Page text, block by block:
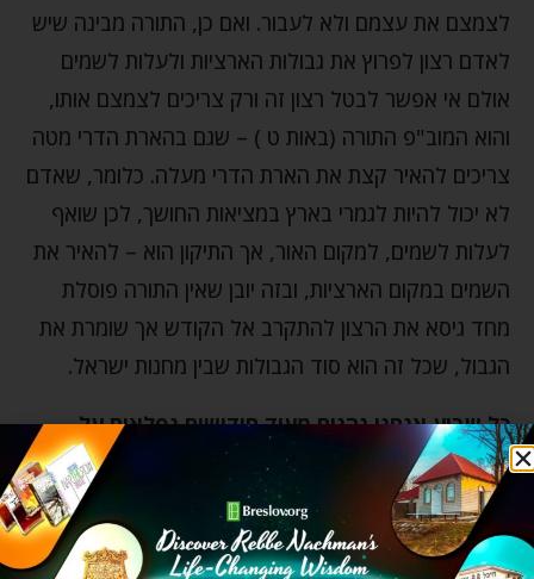
לצמצם את עצמם ולא לעבור. ואם כן, התורה מבינה שיש
לאדם רצון לפרוץ את גבולות הארציות ולעלות לשמים
אולם אי אפשר לבטל רצון זה ורק צריכים לצמצם אותו,
והוא המוב"פ התורה (באות ט ) – שגם בהארת הדרי מטה
צריכים להאיר קצת את הארת הדרי מעלה. כלומר, שאדם
לא יכול להיות לגמרי בארץ במציאות החושך, לכן שואף
לעלות לשמים, למקום האור, אך התיקון הוא – להאיר את
השמים במקום הארציות, ובזה יובן שאין התורה פוסלת
מחד גיסא את הרצון להתקרב אל הקודש אך שומרת את
הגבול, שכל זה הוא סוד הגבולות שבין מחנות ישראל.
כל שבוע אנחנו נהנים מעוד חידושים נפלאים על
פרשת השבוע, כנסו
לכאן ותיהנו גם אתם
בית מקדש גבולות דרי מטה דרי מעלה כהנים